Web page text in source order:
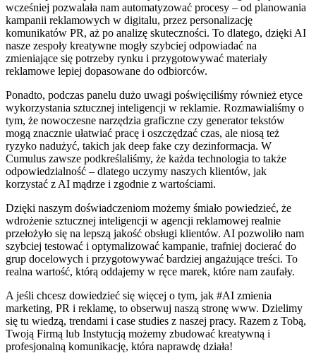
wcześniej pozwalała nam automatyzować procesy – od planowania
kampanii reklamowych w digitalu, przez personalizację
komunikatów PR, aż po analizę skuteczności. To dlatego, dzięki AI
nasze zespoły kreatywne mogły szybciej odpowiadać na
zmieniające się potrzeby rynku i przygotowywać materiały
reklamowe lepiej dopasowane do odbiorców.
Ponadto, podczas panelu dużo uwagi poświęciliśmy również etyce
wykorzystania sztucznej inteligencji w reklamie. Rozmawialiśmy o
tym, że nowoczesne narzędzia graficzne czy generator tekstów
mogą znacznie ułatwiać pracę i oszczędzać czas, ale niosą też
ryzyko nadużyć, takich jak deep fake czy dezinformacja. W
Cumulus zawsze podkreślaliśmy, że każda technologia to także
odpowiedzialność – dlatego uczymy naszych klientów, jak
korzystać z AI mądrze i zgodnie z wartościami.
Dzięki naszym doświadczeniom możemy śmiało powiedzieć, że
wdrożenie sztucznej inteligencji w agencji reklamowej realnie
przełożyło się na lepszą jakość obsługi klientów. AI pozwoliło nam
szybciej testować i optymalizować kampanie, trafniej docierać do
grup docelowych i przygotowywać bardziej angażujące treści. To
realna wartość, którą oddajemy w ręce marek, które nam zaufały.
A jeśli chcesz dowiedzieć się więcej o tym, jak #AI zmienia
marketing, PR i reklamę, to obserwuj naszą stronę www. Dzielimy
się tu wiedzą, trendami i case studies z naszej pracy. Razem z Tobą,
Twoją Firmą lub Instytucją możemy zbudować kreatywną i
profesjonalną komunikację, która naprawdę działa!